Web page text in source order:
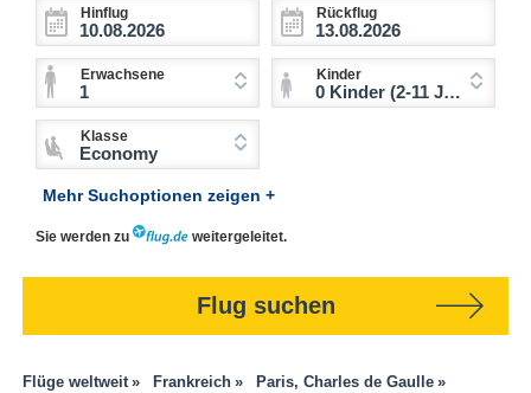
Hinflug Rückflug
Erwachsene
1
Kinder
0 Kinder (2-11 Jahre)
Klasse
Economy
Mehr Suchoptionen zeigen +
Sie werden zu weitergeleitet.
Flug suchen
Flüge weltweit Frankreich
Paris, Charles de Gaulle